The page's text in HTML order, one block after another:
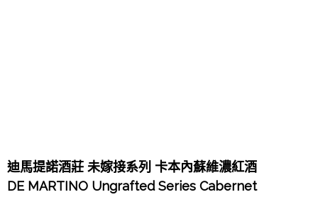
迪馬提諾酒莊 未嫁接系列 卡本內蘇維濃紅酒
DE MARTINO Ungrafted Series Cabernet